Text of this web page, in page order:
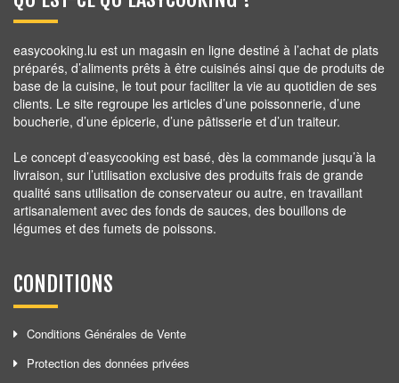
easycooking.lu est un magasin en ligne destiné à l’achat de plats
préparés, d’aliments prêts à être cuisinés ainsi que de produits de
base de la cuisine, le tout pour faciliter la vie au quotidien de ses
clients. Le site regroupe les articles d’une poissonnerie, d’une
boucherie, d’une épicerie, d’une pâtisserie et d’un traiteur.
Le concept d’easycooking est basé, dès la commande jusqu’à la
livraison, sur l’utilisation exclusive des produits frais de grande
qualité sans utilisation de conservateur ou autre, en travaillant
artisanalement avec des fonds de sauces, des bouillons de
légumes et des fumets de poissons.
CONDITIONS
Conditions Générales de Vente
Protection des données privées